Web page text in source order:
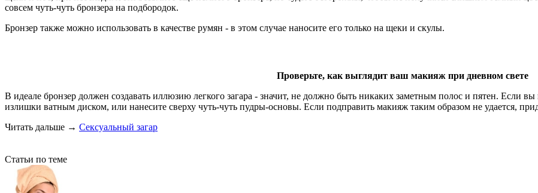
совсем чуть-чуть бронзера на подбородок.
Бронзер также можно использовать в качестве румян - в этом случае наносите его только на щеки и скулы.
Проверьте, как выглядит ваш макияж при дневном свете
В идеале бронзер должен создавать иллюзию легкого загара - значит, не должно быть никаких заметным полос и пятен. Если
излишки ватным диском, или нанесите сверху чуть-чуть пудры-основы. Если подправить макияж таким образом не удается,
Читать дальше → Сексуальный загар
Статьи по теме